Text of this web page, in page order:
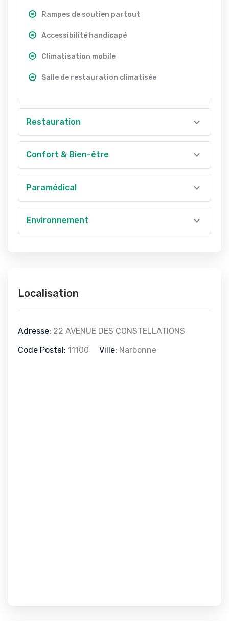
Rampes de soutien partout
Accessibilité handicapé
Climatisation mobile
Salle de restauration climatisée
Restauration
Confort & Bien-être
Paramédical
Environnement
Localisation
Adresse: 22 AVENUE DES CONSTELLATIONS
Code Postal: 11100 Ville: Narbonne